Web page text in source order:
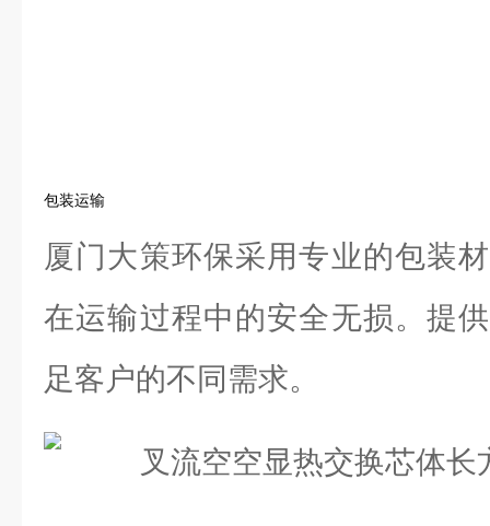
包装运输
厦门大策环保采用专业的包装
在运输过程中的安全无损。提
足客户的不同需求。